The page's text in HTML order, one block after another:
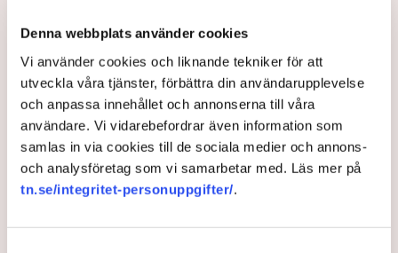
Denna webbplats använder cookies
Vi använder cookies och liknande tekniker för att
utveckla våra tjänster, förbättra din användarupplevelse
och anpassa innehållet och annonserna till våra
användare. Vi vidarebefordrar även information som
samlas in via cookies till de sociala medier och annons-
och analysföretag som vi samarbetar med. Läs mer på
tn.se/integritet-personuppgifter/.
energiförsörjning och att vi kommer att stå stadiga
Svenska kraftnät är så kallad systemansvarig för
överföringssystemet vilket innebär att de planerar,
leder och driftar det svenska elsystemet och ser till att
det fungerar dygnet runt, årets alla timmar. I elsystemet
behöver nämligen exakt balans mellan produktion och
konsumtion råda i varje sekund.
”Att förbereda sig för vintern är